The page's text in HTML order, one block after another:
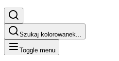
Szukaj kolorowanek...
Toggle menu